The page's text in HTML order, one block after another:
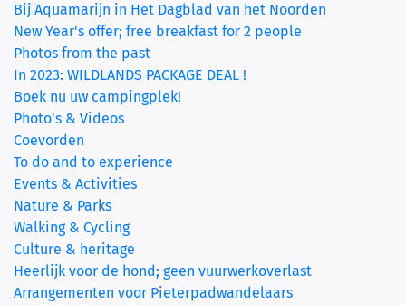
Bij Aquamarijn in Het Dagblad van het Noorden
New Year's offer; free breakfast for 2 people
Photos from the past
In 2023: WILDLANDS PACKAGE DEAL !
Boek nu uw campingplek!
Photo's & Videos
Coevorden
To do and to experience
Events & Activities
Nature & Parks
Walking & Cycling
Culture & heritage
Heerlijk voor de hond; geen vuurwerkoverlast
Arrangementen voor Pieterpadwandelaars